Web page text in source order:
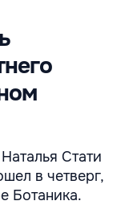
Стати
в четверг,
Ботаника.